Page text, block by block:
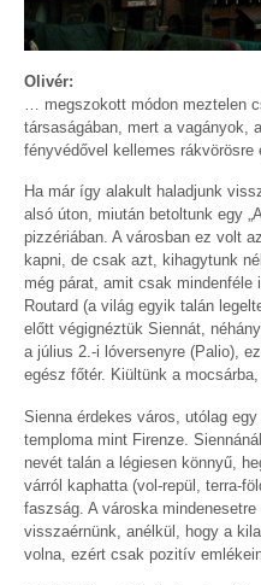
Olivér:
… megszokott módon meztelen
társaságában, mert a vagányok,
fényvédővel kellemes rákvörösre
Ha már így alakult haladjunk
alsó úton, miután betoltunk egy
pizzériában. A városban ez volt
kapni, de csak azt, kihagytunk
még párat, amit csak
Routard (a világ egyik talán
előtt végignéztük Siennát,
a július 2.-i lóversenyre (Palio),
egész főtér. Kiültünk a
Sienna érdekes város, utólag
temploma mint Firenze.
nevét talán a légiesen könnyű,
várról kaphatta (vol-repül, terra-
faszság. A városka
visszaérnünk, anélkül, hogy a
volna, ezért csak pozitív